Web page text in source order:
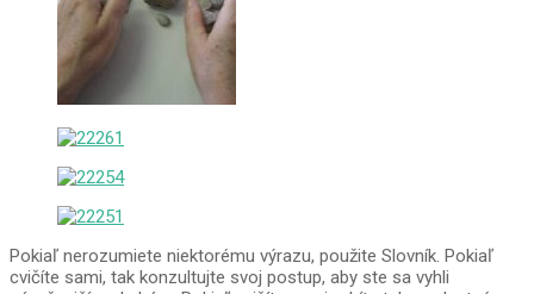
Pokiaľ nerozumiete niektorému výrazu, použite Slovník. Pokiaľ
cvičíte sami, tak konzultujte svoj postup, aby ste sa vyhli